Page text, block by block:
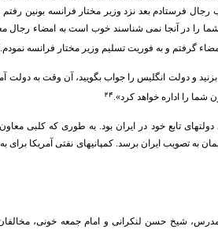
فرستادم بعد نزد وزیر مختار فرانسه بونین
را در آنجا نمی شناسند خوب است به امضاء رجال
گرفتم و به فوریت تسلیم وزیر مختار فرانسه نمودم.
و دولت انگلیس را جواب بگویید، آن وقت به دولت
را اداره خواهد کرد». ۲۴
تابع خود در ایران بود. به طوری که کلبی
به تصویب ایران برسد. کمپانیهای نفتی آمریکا برای
شیخ حسن لنکرانی و امام جمعه خونی،